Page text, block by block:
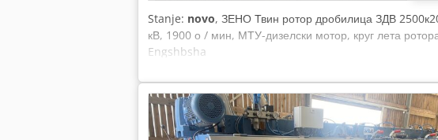
Stanje: novo, ЗЕНО Твин ротор дробилица ЗДВ
кВ, 1900 о / мин, МТУ-дизелски мотор, круг лета
Engshbsha